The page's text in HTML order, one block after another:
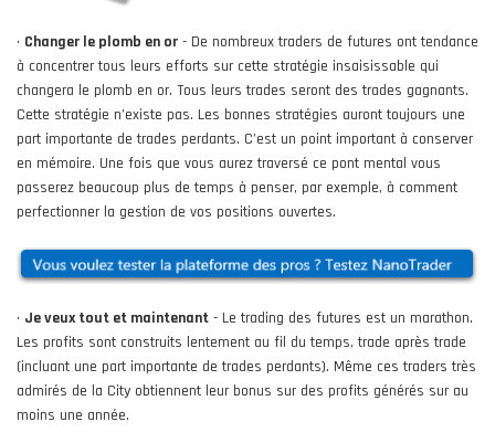
• Changer le plomb en or - De nombreux traders de futures ont tendance
à concentrer tous leurs efforts sur cette stratégie insaisissable qui
changera le plomb en or. Tous leurs trades seront des trades gagnants.
Cette stratégie n’existe pas. Les bonnes stratégies auront toujours une
part importante de trades perdants. C’est un point important à conserver
en mémoire. Une fois que vous aurez traversé ce pont mental vous
passerez beaucoup plus de temps à penser, par exemple, à comment
perfectionner la gestion de vos positions ouvertes.
• Je veux tout et maintenant - Le trading des futures est un marathon.
Les profits sont construits lentement au fil du temps, trade après trade
(incluant une part importante de trades perdants). Même ces traders très
admirés de la City obtiennent leur bonus sur des profits générés sur au
moins une année.